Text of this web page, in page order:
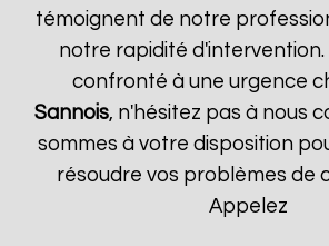
témoignent de notre
notre rapidité d'intervention.
confronté à une urgence
Sannois, n'hésitez pas à nous
sommes à votre disposition
résoudre vos problèmes de
Appelez